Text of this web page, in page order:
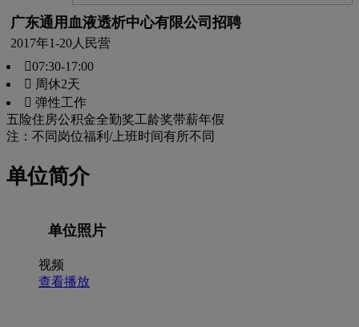
广东通用血液透析中心有限公司招聘
2017年1-20人 民营
07:30-17:00
 周休2天
 弹性工作
五险住房公积金全勤奖工龄奖带薪年假
注：不同岗位福利/上班时间有所不同
单位简介
单位照片
视频
查看播放